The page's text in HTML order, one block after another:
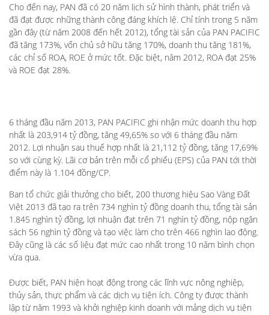
Cho đến nay, PAN đã có 20 năm lịch sử hình thành, phát triển và
đã đạt được những thành công đáng khích lệ. Chỉ tính trong 5 năm
gần đây (từ năm 2008 đến hết 2012), tổng tài sản của PAN PACIFIC
đã tăng 173%, vốn chủ sở hữu tăng 170%, doanh thu tăng 181%,
các chỉ số ROA, ROE ở mức tốt. Đặc biệt, năm 2012, ROA đạt 25%
và ROE đạt 28%.
6 tháng đầu năm 2013, PAN PACIFIC ghi nhận mức doanh thu hợp
nhất là 203,914 tỷ đồng, tăng 49,65% so với 6 tháng đầu năm
2012. Lợi nhuận sau thuế hợp nhất là 21,112 tỷ đồng, tăng 17,69%
so với cùng kỳ. Lãi cơ bản trên mỗi cổ phiếu (EPS) của PAN tới thời
điểm này là 1.104 đồng/CP.
Ban tổ chức giải thưởng cho biết, 200 thương hiệu Sao Vàng Đất
Việt 2013 đã tạo ra trên 734 nghìn tỷ đồng doanh thu, tổng tài sản
1.845 nghìn tỷ đồng, lợi nhuận đạt trên 71 nghìn tỷ đồng, nộp ngân
sách 56 nghìn tỷ đồng và tạo việc làm cho trên 466 nghìn lao động.
Đây cũng là các số liệu đạt mức cao nhất trong 10 năm bình chọn
vừa qua.
Được biết, PAN hiện hoạt động trong các lĩnh vực nông nghiệp,
thủy sản, thực phẩm và các dịch vụ tiện ích. Công ty được thành
lập từ năm 1993 và khởi nghiệp kinh doanh với mảng dịch vụ tiện